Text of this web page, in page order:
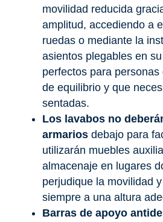
movilidad reducida
amplitud, accediendo a
ruedas o mediante la
asientos plegables en
perfectos para
de equilibrio y que
sentadas.
Los lavabos no
armarios debajo para
utilizarán muebles
almacenaje en lugares
perjudique la movilidad
siempre a una altura
Barras de apoyo